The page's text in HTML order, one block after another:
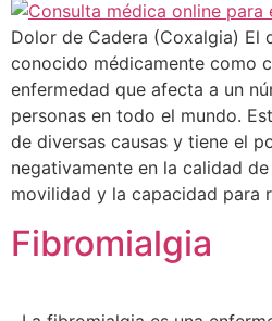
Dolor de Cadera (Coxalgia) El
conocido médicamente como
enfermedad que afecta a un
personas en todo el mundo.
de diversas causas y tiene el
negativamente en la calidad
movilidad y la capacidad para
Fibromialgia